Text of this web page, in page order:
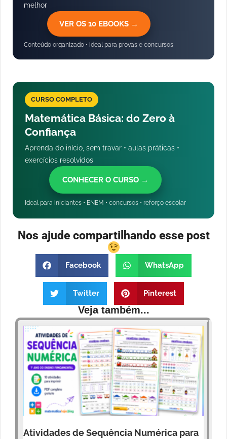
melhor
VER OS 10 EBOOKS →
Conteúdo organizado • ideal para provas e concursos
CURSO COMPLETO
Matemática Básica: do Zero à
Confiança
Aprenda do início, sem travar • aulas práticas •
exercícios resolvidos
CONHECER O CURSO →
Ideal para iniciantes • ENEM • concursos • reforço escolar
Nos ajude compartilhando esse post
Facebook WhatsApp
Twitter Pinterest
Veja também...
Atividades de Sequência Numérica para